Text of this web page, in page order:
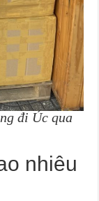
đi Úc qua
nhiêu